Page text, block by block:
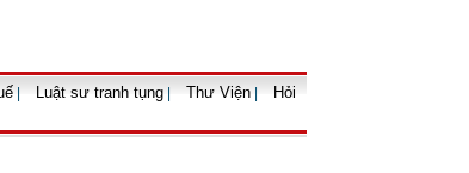
Luật sư tranh tụng Thư Viện
Hỏi